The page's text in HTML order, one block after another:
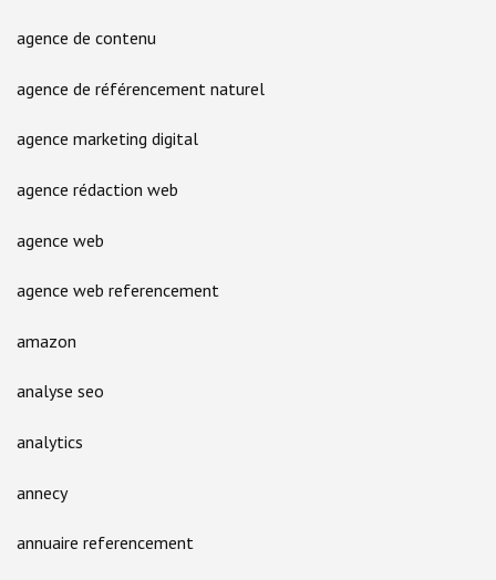
agence de contenu
agence de référencement naturel
agence marketing digital
agence rédaction web
agence web
agence web referencement
amazon
analyse seo
analytics
annecy
annuaire referencement